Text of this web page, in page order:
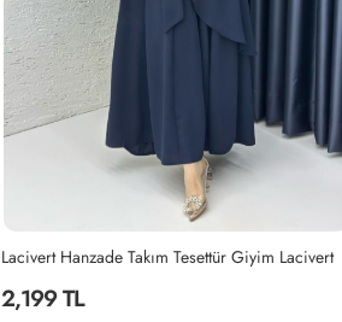
Lacivert Hanzade Takım Tesettür Giyim Lacivert
2,199 TL